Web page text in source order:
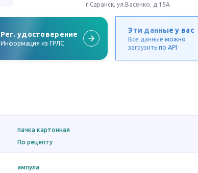
г.Саранск, ул.Васенко, д.15А
Рег. удостоверение
Информация из ГРЛС
Эти данные у вас
Все данные можно
загрузить по API
пачка картонная
По рецепту
ампула